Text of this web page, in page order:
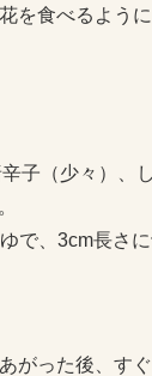
を食べるよう
子（少々）、
で、3cm長さ
がった後、す